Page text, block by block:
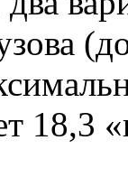
18,3